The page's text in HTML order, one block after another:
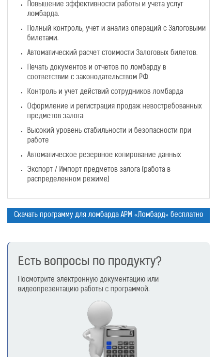
Повышение эффективности работы и учета услуг
ломбарда.
Полный контроль, учет и анализ операций с Залоговыми
билетами.
Автоматический расчет стоимости Залоговых билетов.
Печать документов и отчетов по ломбарду в
соответствии с законодательством РФ
Контроль и учет действий сотрудников ломбарда
Оформление и регистрация продаж невостребованных
предметов залога
Высокий уровень стабильности и безопасности при
работе
Автоматическое резервное копирование данных
Экспорт / Импорт предметов залога (работа в
распределенном режиме)
Скачать программу для ломбардаАРМ «Ломбард» бесплатно
Есть вопросы по продукту?
Посмотрите электронную документацию или
видеопрезентацию работы с программой.